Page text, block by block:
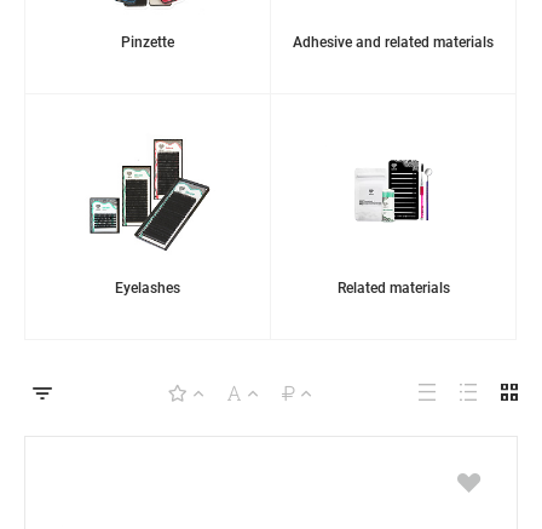
Pinzette Adhesive and related materials
Eyelashes Related materials